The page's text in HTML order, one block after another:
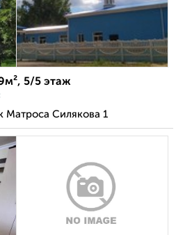
5/5 этаж
Матроса Силякова 1